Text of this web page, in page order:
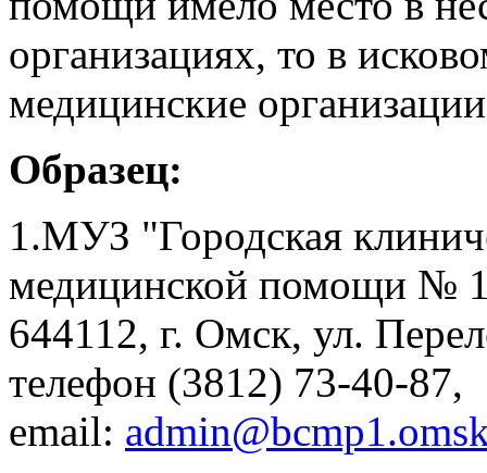
организациях, то в
медицинские
Образец:
1.МУЗ "Городская
медицинской помощи №
644112, г. Омск, ул.
телефон (3812) 73-40-87,
email: